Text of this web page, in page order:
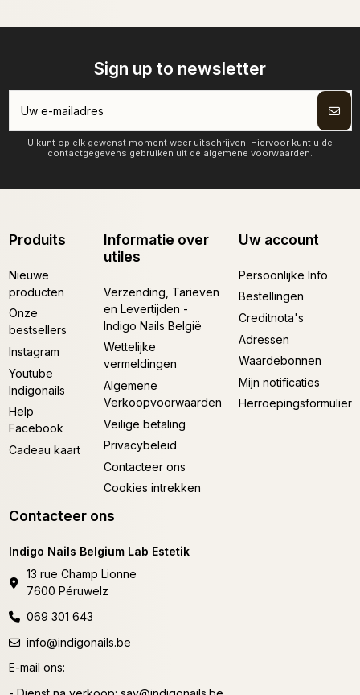
Sign up to newsletter
U kunt op elk gewenst moment weer uitschrijven. Hiervoor kunt u de
contactgegevens gebruiken uit de algemene voorwaarden.
Produits
Nieuwe
producten
Onze
bestsellers
Instagram
Youtube
Indigonails
Help
Facebook
Cadeau kaart
Informatie over
utiles
Verzending, Tarieven
en Levertijden -
Indigo Nails België
Wettelijke
vermeldingen
Algemene
Verkoopvoorwaarden
Veilige betaling
Privacybeleid
Contacteer ons
Cookies intrekken
Uw account
Persoonlijke Info
Bestellingen
Creditnota's
Adressen
Waardebonnen
Mijn notificaties
Herroepingsformulier
Contacteer ons
Indigo Nails Belgium Lab Estetik
13 rue Champ Lionne
7600 Péruwelz
069 301 643
info@indigonails.be
E-mail ons: